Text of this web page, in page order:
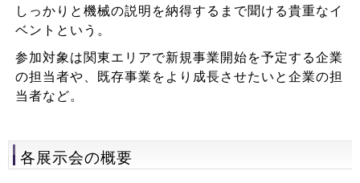
しっかりと機械の説明を納得するまで聞ける貴重なイ
ベントという。
参加対象は関東エリアで新規事業開始を予定する企業
の担当者や、既存事業をより成長させたいと企業の担
当者など。
各展示会の概要